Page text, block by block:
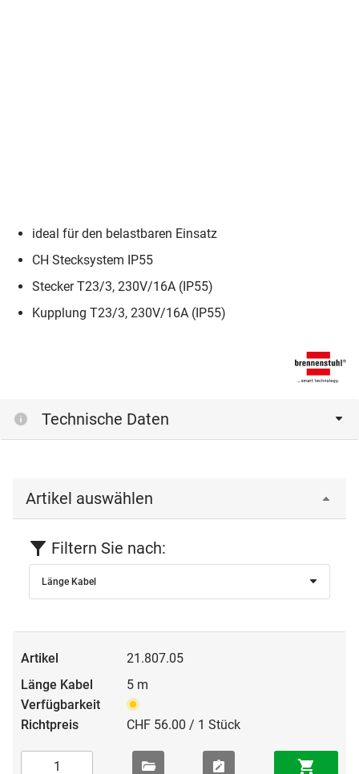
ideal für den belastbaren Einsatz
CH Stecksystem IP55
Stecker T23/3, 230V/16A (IP55)
Kupplung T23/3, 230V/16A (IP55)
Technische Daten
Artikel auswählen
Filtern Sie nach:
Länge Kabel
21.807.05
5 m
CHF 56.00 / 1 Stück